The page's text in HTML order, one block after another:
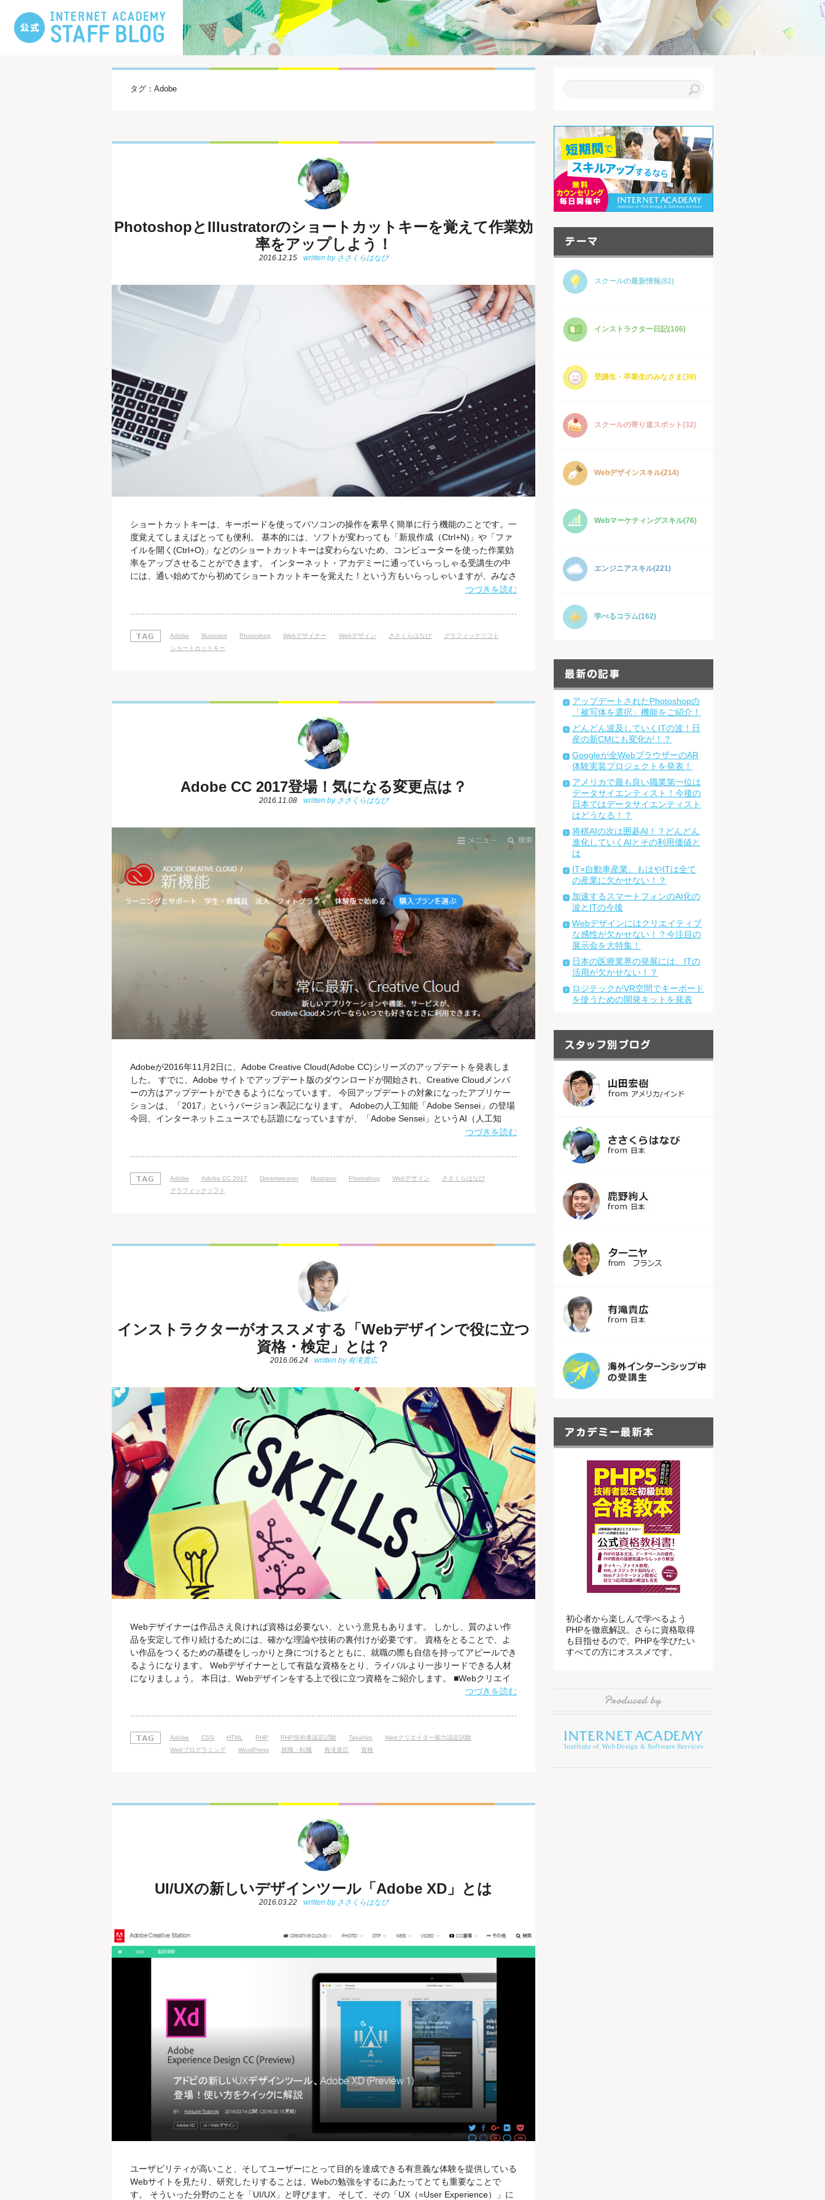
タグ：Adobe
PhotoshopとIllustratorのショートカットキーを覚えて作業効
率をアップしよう！
2016.12.15
ショートカットキーは、キーボードを使ってパソコンの操作を素早く簡単に行う機能のことです。一
度覚えてしまえばとっても便利。 基本的には、ソフトが変わっても「新規作成（Ctrl+N)」や「ファ
イルを開く(Ctrl+O)」などのショートカットキーは変わらないため、コンピューターを使った作業効
率をアップさせることができます。 インターネット・アカデミーに通っていらっしゃる受講生の中
には、通い始めてから初めてショートカットキーを覚えた！という方もいらっしゃいますが、みなさ
んその便利さに驚いていらっしゃいます。 また、Webデザインをする上では、Photoshopや
上げることができます。インターネット
つづきを読む
Adobe Illustrator Photoshop Webデザイナー Webデザイン ささくらはなび
グラフィックソフト
ショートカットキー
Adobe CC 2017登場！気になる変更点は？
2016.11.08
Adobeが2016年11月2日に、Adobe Creative Cloud(Adobe CC)シリーズのアップデートを発表しま
した。 すでに、Adobe サイトでアップデート版のダウンロードが開始され、Creative Cloudメンバ
ーの方はアップデートができるようになっています。 今回アップデートの対象になったアプリケー
ションは、「2017」というバージョン表記になります。 Adobeの人工知能「Adobe Sensei」の登場
今回、インターネットニュースでも話題になっていますが、「Adobe Sensei」というAI（人工知
能）もアップデートニュースと共に発表されました。 「Adobe Sensei」は、呼んだとおり日本語の
つづきを読む
Adobe Adobe CC 2017 Dreamweaver Illustrator Photoshop Webデザイン
ささくらはなび
グラフィックソフト
インストラクターがオススメする「Webデザインで役に立つ
資格・検定」とは？
2016.06.24
Webデザイナーは作品さえ良ければ資格は必要ない、という意見もあります。 しかし、質のよい作
品を安定して作り続けるためには、確かな理論や技術の裏付けが必要です。 資格をとることで、よ
い作品をつくるための基礎をしっかりと身につけるとともに、就職の際も自信を持ってアピールでき
るようになります。 Webデザイナーとして有益な資格をとり、ライバルより一歩リードできる人材
になりましょう。 本日は、Webデザインをする上で役に立つ資格をご紹介します。 ■Webクリエイ
ター能力認定試験 Webデザイナーとして実務に直結するベーシックスキルを問われる「Webクリエ
見た目のインパクトよりも、利便性や汎用性の高いユニバ
つづきを読む
Adobe CSS HTML PHP PHP技術者認定試験 Takahiro
Webクリエイター能力認定試験
Webプログラミング
WordPress 就職・転職 有滝貴広 資格
UI/UXの新しいデザインツール「Adobe XD」とは
2016.03.22
ユーザビリティが高いこと、そしてユーザーにとって目的を達成できる有意義な体験を提供している
Webサイトを見たり、研究したりすることは、Webの勉強をするにあたってとても重要なことで
す。 そういった分野のことを「UI/UX」と呼びます。 そして、その「UX（=User Experience）」に
スクールの最新情報(82)
インストラクター日記(106)
受講生・卒業生のみなさま(39)
スクールの寄り道スポット(32)
Webデザインスキル(214)
Webマーケティングスキル(76)
エンジニアスキル(221)
学べるコラム(162)
アップデートされたPhotoshopの
「被写体を選択」機能をご紹介！
どんどん波及していくITの波！日
産の新CMにも変化が！？
Googleが全WebブラウザーのAR
体験実装プロジェクトを発表！
アメリカで最も良い職業第一位は
データサイエンティスト！今後の
日本ではデータサイエンティスト
はどうなる！？
将棋AIの次は囲碁AI！？どんどん
進化していくAIとその利用価値と
は
IT×自動車産業。もはやITは全て
の産業に欠かせない！？
加速するスマートフォンのAI化の
波とITの今後
Webデザインにはクリエイティブ
な感性が欠かせない！？今注目の
展示会を大特集！
日本の医療業界の発展には、ITの
活用が欠かせない！？
ロジテックがVR空間でキーボード
を使うための開発キットを発表
初心者から楽しんで学べるよう
PHPを徹底解説。さらに資格取得
も目指せるので、PHPを学びたい
すべての方にオススメです。